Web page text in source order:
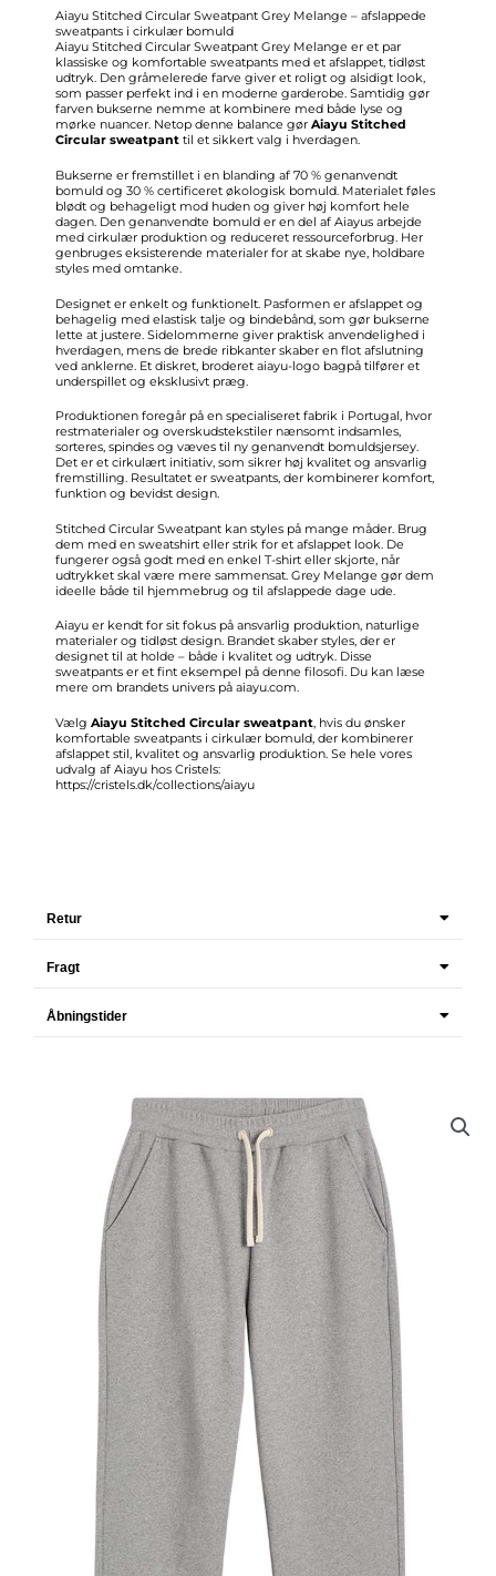
Aiayu Stitched Circular Sweatpant Grey Melange – afslappede
sweatpants i cirkulær bomuld
Aiayu Stitched Circular Sweatpant Grey Melange er et par
klassiske og komfortable sweatpants med et afslappet, tidløst
udtryk. Den gråmelerede farve giver et roligt og alsidigt look,
som passer perfekt ind i en moderne garderobe. Samtidig gør
farven bukserne nemme at kombinere med både lyse og
mørke nuancer. Netop denne balance gør Aiayu Stitched
Circular sweatpant til et sikkert valg i hverdagen.
Bukserne er fremstillet i en blanding af 70 % genanvendt
bomuld og 30 % certificeret økologisk bomuld. Materialet føles
blødt og behageligt mod huden og giver høj komfort hele
dagen. Den genanvendte bomuld er en del af Aiayus arbejde
med cirkulær produktion og reduceret ressourceforbrug. Her
genbruges eksisterende materialer for at skabe nye, holdbare
styles med omtanke.
Designet er enkelt og funktionelt. Pasformen er afslappet og
behagelig med elastisk talje og bindebånd, som gør bukserne
lette at justere. Sidelommerne giver praktisk anvendelighed i
hverdagen, mens de brede ribkanter skaber en flot afslutning
ved anklerne. Et diskret, broderet aiayu-logo bagpå tilfører et
underspillet og eksklusivt præg.
Produktionen foregår på en specialiseret fabrik i Portugal, hvor
restmaterialer og overskudstekstiler nænsomt indsamles,
sorteres, spindes og væves til ny genanvendt bomuldsjersey.
Det er et cirkulært initiativ, som sikrer høj kvalitet og ansvarlig
fremstilling. Resultatet er sweatpants, der kombinerer komfort,
funktion og bevidst design.
Stitched Circular Sweatpant kan styles på mange måder. Brug
dem med en sweatshirt eller strik for et afslappet look. De
fungerer også godt med en enkel T-shirt eller skjorte, når
udtrykket skal være mere sammensat. Grey Melange gør dem
ideelle både til hjemmebrug og til afslappede dage ude.
Aiayu er kendt for sit fokus på ansvarlig produktion, naturlige
materialer og tidløst design. Brandet skaber styles, der er
designet til at holde – både i kvalitet og udtryk. Disse
sweatpants er et fint eksempel på denne filosofi. Du kan læse
mere om brandets univers på aiayu.com.
Vælg Aiayu Stitched Circular sweatpant, hvis du ønsker
komfortable sweatpants i cirkulær bomuld, der kombinerer
afslappet stil, kvalitet og ansvarlig produktion. Se hele vores
udvalg af Aiayu hos Cristels:
https://cristels.dk/collections/aiayu
Retur
Fragt
Åbningstider